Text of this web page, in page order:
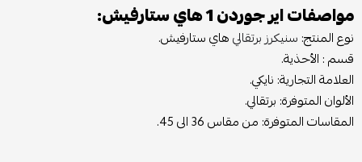
مواصفات اير جوردن 1 هاي ستارفيش:
نوع المنتج: سنيكرز برتقاليهاي ستارفيش.
قسم : الأحذية.
العلامة التجارية: نايكي.
الألوان المتوفرة: برتقالي.
المقاسات المتوفرة: من مقاس 36 الى 45.